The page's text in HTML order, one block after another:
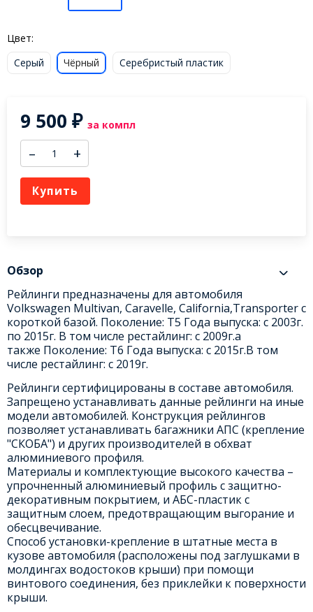
Цвет:
Серый
Чёрный Серебристый пластик
9 500₽ за компл
– +
Купить
Обзор
Рейлинги предназначены для автомобиля
Volkswagen Multivan, Caravelle, California,Transporter с
короткой базой. Поколение: Т5 Года выпуска: с 2003г.
по 2015г. В том числе рестайлинг: с 2009г.а
также Поколение: Т6 Года выпуска: с 2015г.В том
числе рестайлинг: с 2019г.
Рейлинги сертифицированы в составе автомобиля.
Запрещено устанавливать данные рейлинги на иные
модели автомобилей. Конструкция рейлингов
позволяет устанавливать багажники АПС (крепление
"СКОБА") и других производителей в обхват
алюминиевого профиля.
Материалы и комплектующие высокого качества –
упрочненный алюминиевый профиль с защитно-
декоративным покрытием, и АБС-пластик с
защитным слоем, предотвращающим выгорание и
обесцвечивание.
Способ установки-крепление в штатные места в
кузове автомобиля (расположены под заглушками в
молдингах водостоков крыши) при помощи
винтового соединения, без приклейки к поверхности
крыши.